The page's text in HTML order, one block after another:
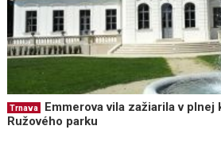
Trnava
Emmerova vila zažiarila v
Ružového parku